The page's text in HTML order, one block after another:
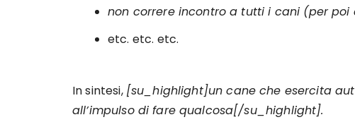
non correre incontro a tutti i cani (per
etc. etc. etc.
In sintesi, [su_highlight]un cane che esercita
all’impulso di fare qualcosa[/su_highlight].